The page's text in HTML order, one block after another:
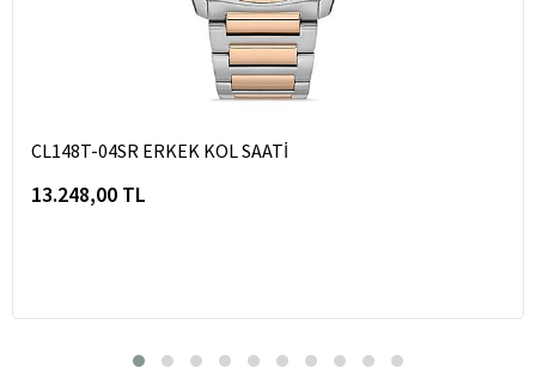
CL148T-04SR ERKEK KOL SAATİ
13.248,00 TL